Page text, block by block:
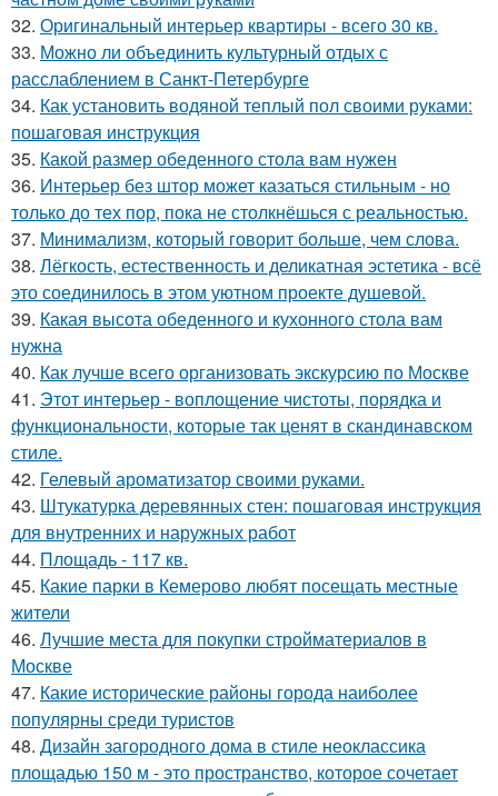
32. Оригинальный интерьер квартиры - всего 30 кв.
33. Можно ли объединить культурный отдых с
расслаблением в Санкт-Петербурге
34. Как установить водяной теплый пол своими руками:
пошаговая инструкция
35. Какой размер обеденного стола вам нужен
36. Интерьер без штор может казаться стильным - но
только до тех пор, пока не столкнёшься с реальностью.
37. Минимализм, который говорит больше, чем слова.
38. Лёгкость, естественность и деликатная эстетика - всё
это соединилось в этом уютном проекте душевой.
39. Какая высота обеденного и кухонного стола вам
нужна
40. Как лучше всего организовать экскурсию по Москве
41. Этот интерьер - воплощение чистоты, порядка и
функциональности, которые так ценят в скандинавском
стиле.
42. Гелевый ароматизатор своими руками.
43. Штукатурка деревянных стен: пошаговая инструкция
для внутренних и наружных работ
44. Площадь - 117 кв.
45. Какие парки в Кемерово любят посещать местные
жители
46. Лучшие места для покупки стройматериалов в
Москве
47. Какие исторические районы города наиболее
популярны среди туристов
48. Дизайн загородного дома в стиле неоклассика
площадью 150 м - это пространство, которое сочетает